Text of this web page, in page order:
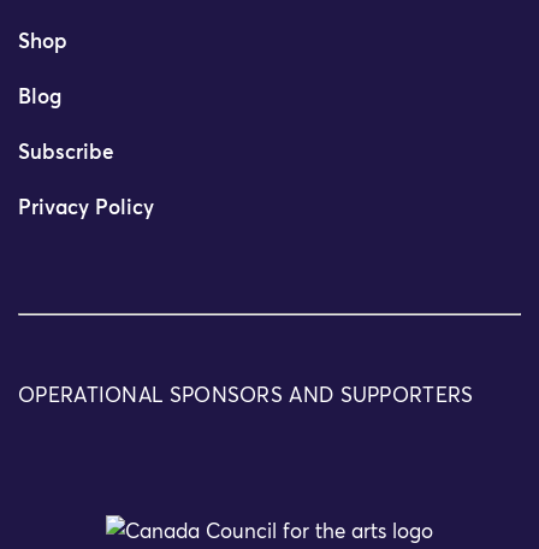
Shop
Blog
Subscribe
Privacy Policy
OPERATIONAL SPONSORS AND SUPPORTERS